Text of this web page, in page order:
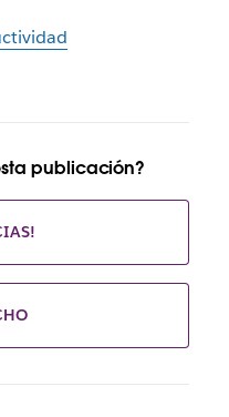
publicación?